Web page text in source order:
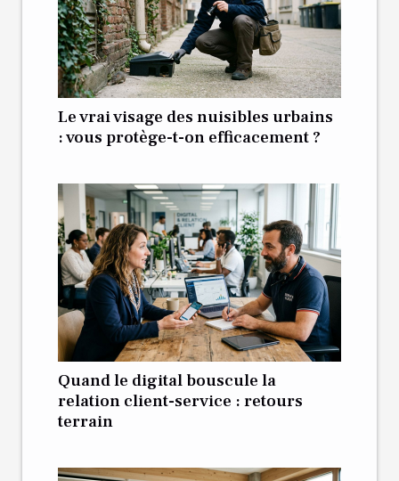
Le vrai visage des nuisibles urbains
: vous protège-t-on efficacement ?
Quand le digital bouscule la
relation client-service : retours
terrain